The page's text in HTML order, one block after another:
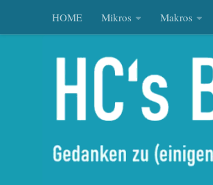
Zum Inhalt springen
HOME Mikros Makros